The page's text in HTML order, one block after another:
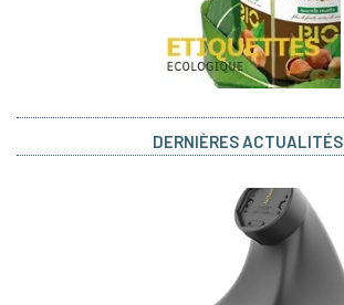
DERNIÈRES ACTUALITÉS